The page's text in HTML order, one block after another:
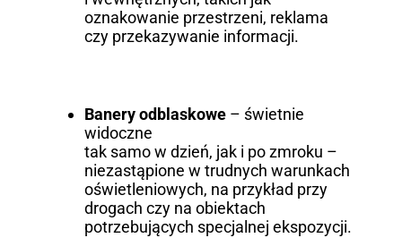
oznakowanie przestrzeni, reklama
czy przekazywanie informacji.
Banery odblaskowe– świetnie
widoczne
tak samo w dzień, jak i po zmroku –
niezastąpione w trudnych warunkach
oświetleniowych, na przykład przy
drogach czy na obiektach
potrzebujących specjalnej ekspozycji.